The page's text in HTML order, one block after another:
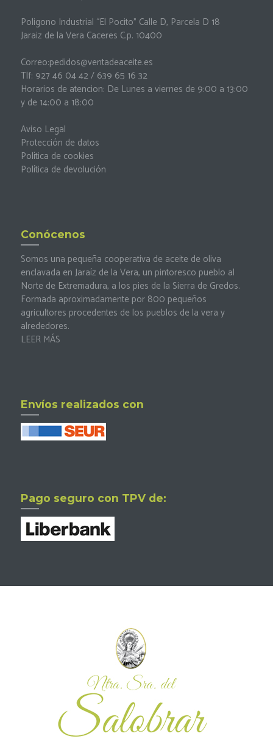
Poligono Industrial “El Pocito” Calle D, Parcela D 18
Jaraiz de la Vera Caceres C.p. 10400
Correo:pedidos@ventadeaceite.es
Tlf: 927 46 04 42 / 639 65 16 32
Horarios de atencion: De Lunes a viernes de 9:00 a 13:00
y de 14:00 a 18:00
Aviso Legal
Protección de datos
Política de cookies
Política de devolución
Conócenos
Somos una pequeña cooperativa de aceite de oliva
enclavada en Jaraíz de la Vera, un pintoresco pueblo al
Norte de Extremadura, a los pies de la Sierra de Gredos.
Formada aproximadamente por 800 pequeños
agricultores procedentes de los pueblos de la vera y
alrededores.
LEER MÁS
Envíos realizados con
Pago seguro con TPV de: